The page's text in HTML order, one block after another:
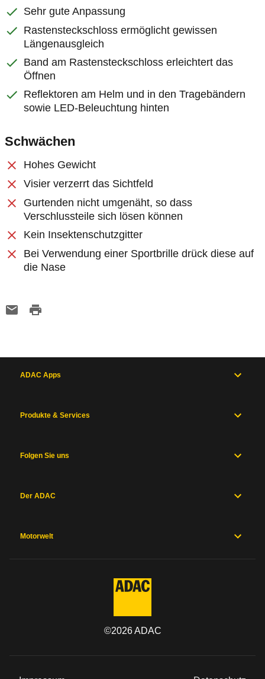
Sehr gute Anpassung
Rastensteckschloss ermöglicht gewissen
Längenausgleich
Band am Rastensteckschloss erleichtert das
Öffnen
Reflektoren am Helm und in den Tragebändern
sowie LED-Beleuchtung hinten
Schwächen
Hohes Gewicht
Visier verzerrt das Sichtfeld
Gurtenden nicht umgenäht, so dass
Verschlussteile sich lösen können
Kein Insektenschutzgitter
Bei Verwendung einer Sportbrille drück diese auf
die Nase
ADAC Apps
Produkte & Services
Folgen Sie uns
Der ADAC
Motorwelt
©2026ADAC